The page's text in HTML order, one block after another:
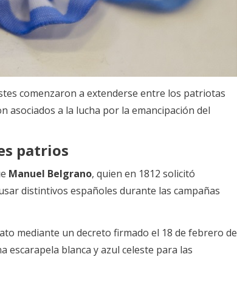
comenzaron a extenderse entre los patriotas
asociados a la lucha por la emancipación del
patrios
Manuel Belgrano, quien en 1812 solicitó
distintivos españoles durante las campañas
mediante un decreto firmado el 18 de febrero de
escarapela blanca y azul celeste para las